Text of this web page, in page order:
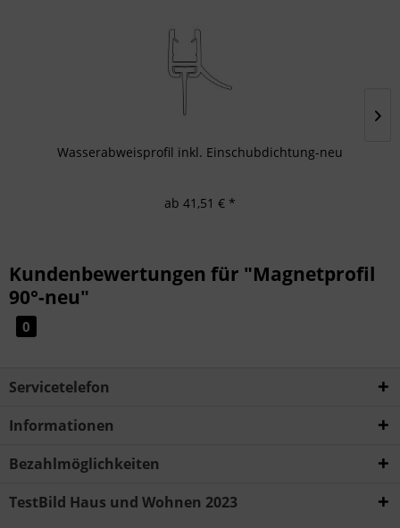
Wasserabweisprofil inkl. Einschubdichtung-neu
ab 41,51 € *
Kundenbewertungen für "Magnetprofil
90°-neu"
0
Servicetelefon
Informationen
Bezahlmöglichkeiten
TestBild Haus und Wohnen 2023